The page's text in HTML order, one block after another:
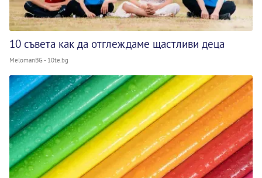
10 съвета как да отглеждаме щастливи деца
MelomanBG - 10te.bg